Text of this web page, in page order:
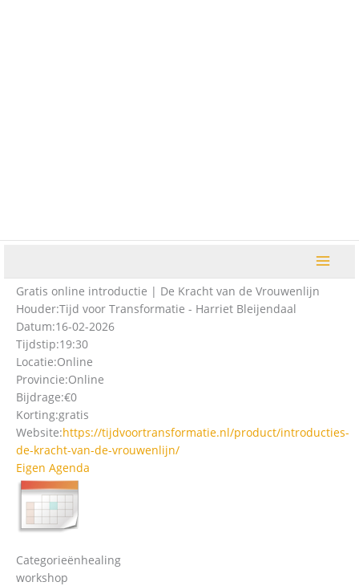
Gratis online introductie | De Kracht van de Vrouwenlijn
Houder:Tijd voor Transformatie - Harriet Bleijendaal
Datum:16-02-2026
Tijdstip:19:30
Locatie:Online
Provincie:Online
Bijdrage:€0
Korting:gratis
Website:https://tijdvoortransformatie.nl/product/introducties-
de-kracht-van-de-vrouwenlijn/
Eigen Agenda
Categorieënhealing
workshop